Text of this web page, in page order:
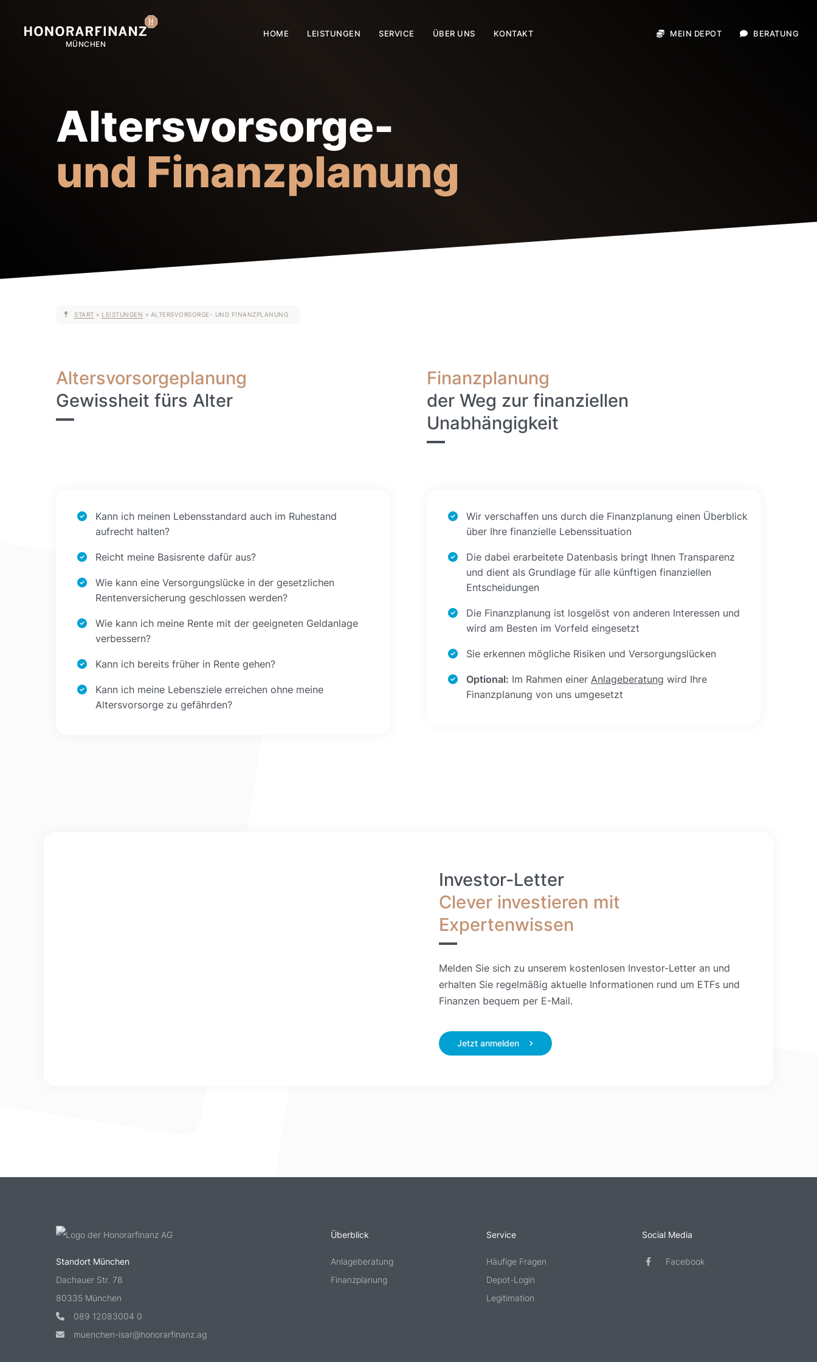
HOME LEISTUNGEN SERVICE ÜBER UNS KONTAKT MEIN DEPOT BERATUNG
Altersvorsorge-
und Finanzplanung
START » LEISTUNGEN » ALTERSVORSORGE- UND FINANZPLANUNG
Altersvorsorgeplanung
Gewissheit fürs Alter
Finanzplanung
der Weg zur finanziellen
Unabhängigkeit
Kann ich meinen Lebensstandard auch im Ruhestand
aufrecht halten?
Reicht meine Basisrente dafür aus?
Wie kann eine Versorgungslücke in der gesetzlichen
Rentenversicherung geschlossen werden?
Wie kann ich meine Rente mit der geeigneten Geldanlage
verbessern?
Kann ich bereits früher in Rente gehen?
Kann ich meine Lebensziele erreichen ohne meine
Altersvorsorge zu gefährden?
Wir verschaffen uns durch die Finanzplanung einen Überblick
über Ihre finanzielle Lebenssituation
Die dabei erarbeitete Datenbasis bringt Ihnen Transparenz
und dient als Grundlage für alle künftigen finanziellen
Entscheidungen
Die Finanzplanung ist losgelöst von anderen Interessen und
wird am Besten im Vorfeld eingesetzt
Sie erkennen mögliche Risiken und Versorgungslücken
Optional: Im Rahmen einer Anlageberatung wird Ihre
Finanzplanung von uns umgesetzt
Investor-Letter
Clever investieren mit
Expertenwissen
Melden Sie sich zu unserem kostenlosen Investor-Letter an und
erhalten Sie regelmäßig aktuelle Informationen rund um ETFs und
Finanzen bequem per E-Mail.
Jetzt anmelden
Standort München
Dachauer Str. 78
80335 München
089 12083004 0
muenchen-isar@honorarfinanz.ag
Überblick
Anlageberatung
Finanzplanung
Service
Häufige Fragen
Depot-Login
Legitimation
Social Media
Facebook